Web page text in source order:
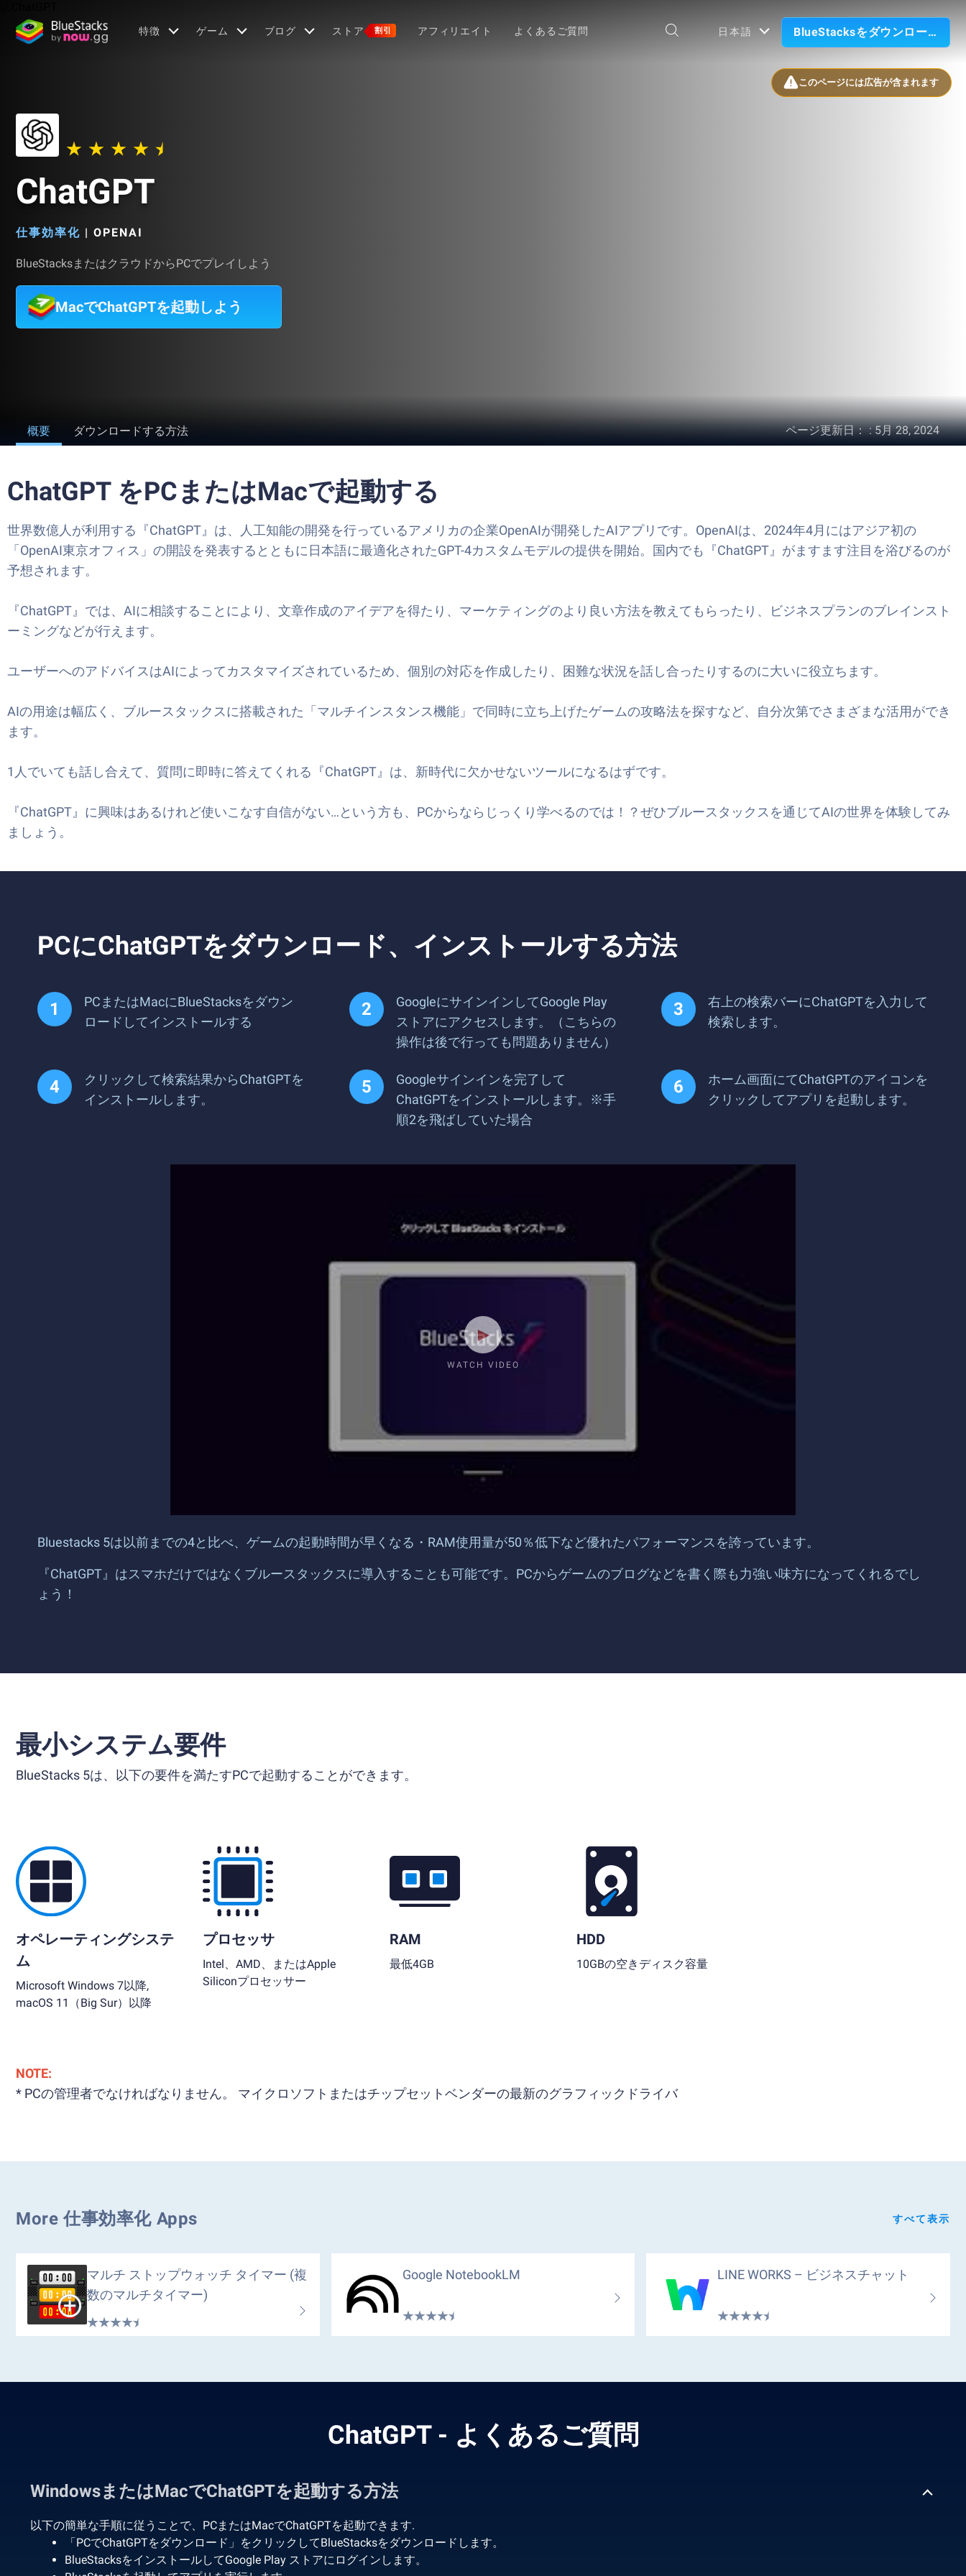
特徴 ゲーム ブログ ストア 割引 アフィリエイト よくあるご質問 日本語 BlueStacksをダウンロード
このページには広告が含まれます
ChatGPT
仕事効率化 | OPENAI
BlueStacksまたはクラウドからPCでプレイしよう
MacでChatGPTを起動しよう
概要 ダウンロードする方法 ページ更新日：:5月 28, 2024
ChatGPT をPCまたはMacで起動する
世界数億人が利用する 『ChatGPT』は、
人工知能の開発を行っているアメリカの企業OpenAIが開発したAIアプリです。OpenAIは、2024年4月にはアジア初の
「OpenAI東京オフィス」の開設を発表するとともに日本語に最適化されたGPT-4カスタムモデルの提供を開始。国内でも
『ChatGPT』 がますます注目を浴びるのが
予想されます。
『ChatGPT』 では、AIに相談することにより、文章作成のアイデアを得たり、マーケティングのより良い方法を教えてもらったり、ビジネスプランのブレインスト
ーミングなどが行えます。
ユーザーへのアドバイスはAIによってカスタマイズされているため、個別の対応を作成したり、困難な状況を話し合ったりするのに大いに役立ちます。
AIの用途は幅広く、ブルースタックスに搭載された「マルチインスタンス機能」で同時に立ち上げたゲームの攻略法を探すなど、自分次第でさまざまな活用ができ
ます。
1人でいても話し合えて、質問に即時に答えてくれる 『ChatGPT』 は、新時代に欠かせないツールになるはずです。
『ChatGPT』に興味はあるけれど使いこなす自信がない…という方も、PCからならじっくり学べるのでは！？ぜひブルースタックスを通じてAIの世界を体験してみ
ましょう。
PCにChatGPTをダウンロード、インストールする方法
PCまたはMacにBlueStacksをダウン
ロードしてインストールする
GoogleにサインインしてGoogle Play
ストアにアクセスします。（こちらの
操作は後で行っても問題ありません）
右上の検索バーにChatGPTを入力して
検索します。
クリックして検索結果からChatGPTを
インストールします。
Googleサインインを完了して
ChatGPTをインストールします。※手
順2を飛ばしていた場合
ホーム画面にてChatGPTのアイコンを
クリックしてアプリを起動します。
WATCH VIDEO
Bluestacks 5は以前までの4と比べ、ゲームの起動時間が早くなる・RAM使用量が50％低下など優れたパフォーマンスを誇っています。
『ChatGPT』はスマホだけではなくブルースタックスに導入することも可能です。PCからゲームのブログなどを書く際も力強い味方になってくれるでし
ょう！
最小システム要件
BlueStacks 5は、以下の要件を満たすPCで起動することができます。
オペレーティングシステ
ム
Microsoft Windows 7以降,
macOS 11（Big Sur）以降
プロセッサ
Intel、AMD、またはApple
Siliconプロセッサー
RAM
最低4GB
HDD
10GBの空きディスク容量
NOTE:
* PCの管理者でなければなりません。 マイクロソフトまたはチップセットベンダーの最新のグラフィックドライバ
More 仕事効率化 Apps すべて表示
マルチ ストップウォッチ タイマー (複
数のマルチタイマー)
Google NotebookLM LINE WORKS – ビジネスチャット
ChatGPT - よくあるご質問
WindowsまたはMacでChatGPTを起動する方法
以下の簡単な手順に従うことで、PCまたはMacでChatGPTを起動できます.
「PCでChatGPTをダウンロード」をクリックしてBlueStacksをダウンロードします。
BlueStacksをインストールしてGoogle Play ストアにログインします。